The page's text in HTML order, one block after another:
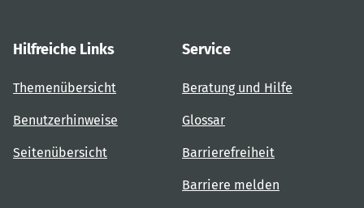
Hilfreiche Links
Themenübersicht
Benutzerhinweise
Seitenübersicht
Service
Beratung und Hilfe
Glossar
Barrierefreiheit
Barriere melden